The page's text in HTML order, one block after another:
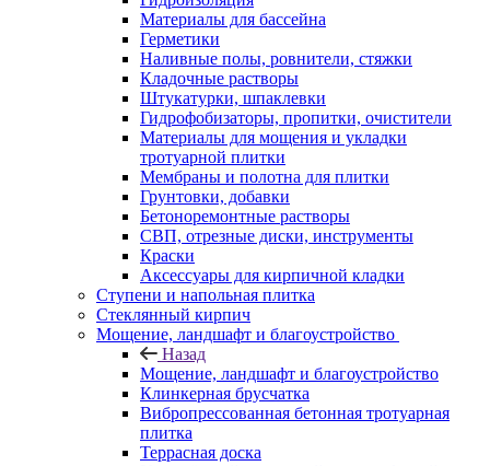
Материалы для бассейна
Герметики
Наливные полы, ровнители, стяжки
Кладочные растворы
Штукатурки, шпаклевки
Гидрофобизаторы, пропитки, очистители
Материалы для мощения и укладки
тротуарной плитки
Мембраны и полотна для плитки
Грунтовки, добавки
Бетоноремонтные растворы
СВП, отрезные диски, инструменты
Краски
Аксессуары для кирпичной кладки
Ступени и напольная плитка
Cтеклянный кирпич
Мощение, ландшафт и благоустройство
Назад
Мощение, ландшафт и благоустройство
Клинкерная брусчатка
Вибропрессованная бетонная тротуарная
плитка
Террасная доска